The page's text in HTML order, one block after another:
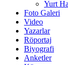
Yurt
Foto Galeri
Video
Yazarlar
Röportaj
Biyografi
Anketler